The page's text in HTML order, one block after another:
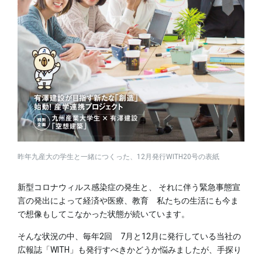
昨年九産大の学生と一緒につくった、12月発行WITH20号の表紙
新型コロナウィルス感染症の発生と、 それに伴う緊急事態宣
言の発出によって経済や医療、教育 私たちの生活にも今ま
で想像もしてこなかった状態が続いています。
そんな状況の中、毎年2回 7月と12月に発行している当社の
広報誌「WITH」も発行すべきかどうか悩みましたが、手探り